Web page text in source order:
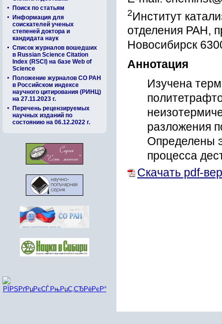
Поиск по статьям
Информация для
соискателей ученых
степеней доктора и
кандидата наук
Список журналов вошедших
в Russian Science Citation
Index (RSCI) на базе Web of
Science
Положение журналов СО РАН
в Российском индексе
научного цитирования (РИНЦ)
на 27.11.2023 г.
Перечень рецензируемых
научных изданий по
состоянию на 06.12.2022 г.
2Институт
отделения РАН,
Новосибирск
Аннотация
Изучена
разложения
Определены
процесса
Скачать pdf-